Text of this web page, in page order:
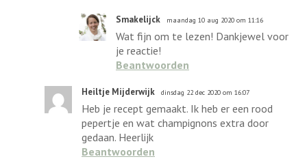
Smakelijck maandag 10 aug 2020 om 11:16
Wat fijn om te lezen! Dankjewel voor
je reactie!
Beantwoorden
Heiltje Mijderwijk dinsdag 22 dec 2020 om 16:07
Heb je recept gemaakt. Ik heb er een rood
pepertje en wat champignons extra door
gedaan. Heerlijk
Beantwoorden